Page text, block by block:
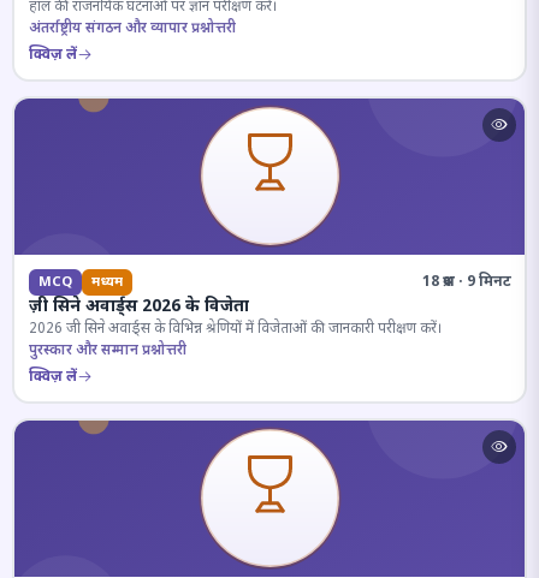
हाल की राजनयिक घटनाओं पर ज्ञान परीक्षण करें।
अंतर्राष्ट्रीय संगठन और व्यापार प्रश्नोत्तरी
क्विज़ लें
MCQ मध्यम 18 प्रश्न · 9 मिनट
ज़ी सिने अवार्ड्स 2026 के विजेता
2026 जी सिने अवार्ड्स के विभिन्न श्रेणियों में विजेताओं की जानकारी परीक्षण करें।
पुरस्कार और सम्मान प्रश्नोत्तरी
क्विज़ लें